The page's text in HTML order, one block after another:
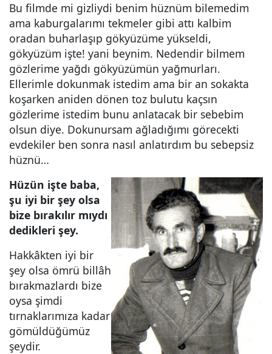
Bu filmde mi gizliydi benim hüznüm bilemedim
ama kaburgalarımı tekmeler gibi attı kalbim
oradan buharlaşıp gökyüzüme yükseldi,
gökyüzüm işte! yani beynim. Nedendir bilmem
gözlerime yağdı gökyüzümün yağmurları.
Ellerimle dokunmak istedim ama bir an sokakta
koşarken aniden dönen toz bulutu kaçsın
gözlerime istedim bunu anlatacak bir sebebim
olsun diye. Dokunursam ağladığımı görecekti
evdekiler ben sonra nasıl anlatırdım bu sebepsiz
hüznü…
Hüzün işte baba,
şu iyi bir şey olsa
bize bırakılır mıydı
dedikleri şey.
Hakkâkten iyi bir
şey olsa ömrü billâh
bırakmazlardı bize
oysa şimdi
tırnaklarımıza kadar
gömüldüğümüz
şeydir.